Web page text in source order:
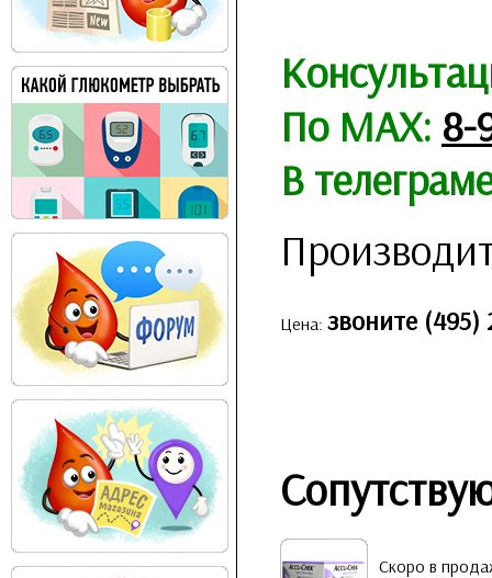
По MAX: 8-
В
Цена: звоните (495)
Скоро в